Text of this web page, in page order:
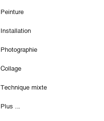
Peinture
Installation
Photographie
Collage
Technique mixte
Plus ...